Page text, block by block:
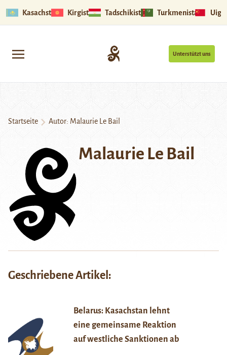
Kasachstan Kirgistan Tadschikistan Turkmenistan
Unterstützt uns
Startseite Autor: Malaurie Le Bail
Malaurie Le Bail
Geschriebene Artikel:
Belarus: Kasachstan lehnt
eine gemeinsame Reaktion
auf westliche Sanktionen ab